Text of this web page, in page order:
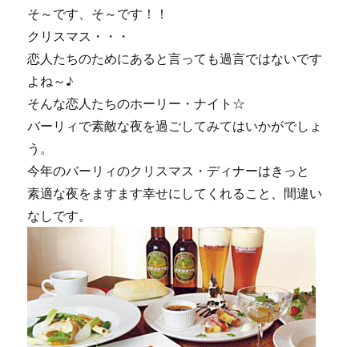
そ～です、そ～です！！
クリスマス・・・
恋人たちのためにあると言っても過言ではないです
よね～♪
そんな恋人たちのホーリー・ナイト☆
バーリィで素敵な夜を過ごしてみてはいかがでしょ
う。
今年のバーリィのクリスマス・ディナーはきっと
素適な夜をますます幸せにしてくれること、間違い
なしです。